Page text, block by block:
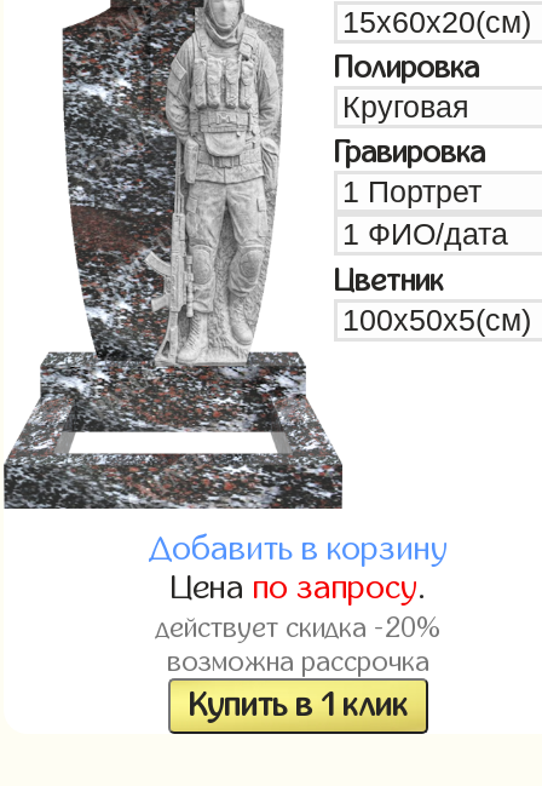
Полировка
Гравировка
Цветник
Добавить в корзину
Цена по запросу.
действует скидка -20%
возможна рассрочка
Купить в 1 клик